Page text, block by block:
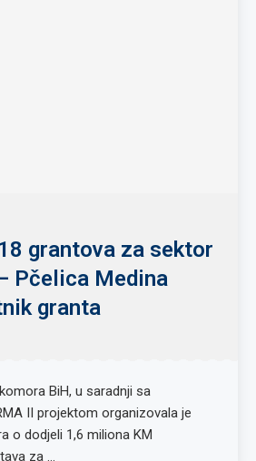
grantova za sektor
Pčelica Medina
granta
BiH, u saradnji sa
II projektom organizovala je
o dodjeli 1,6 miliona KM
za …